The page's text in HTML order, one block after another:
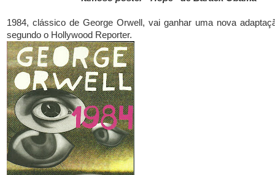
1984, clássico de George Orwell, vai ganhar uma nova
segundo o Hollywood Reporter.